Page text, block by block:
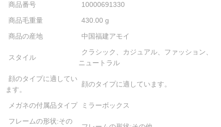
商品番号
10000691330
商品毛重量
430.00 g
商品の産地
中国福建アモイ
スタイル
クラシック、カジュアル、ファッション、
ニュートラル
顔のタイプに適してい
ます。
顔のタイプに適しています。
メガネの付属品タイプ
ミラーボックス
フレームの形状:その